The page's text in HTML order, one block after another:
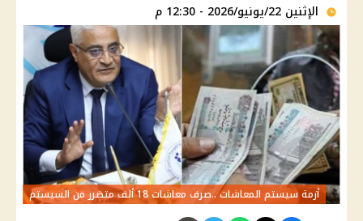
الإثنين 22/يونيو/2026 - 12:30 م
أزمة سيستم المعاشات ..صرف معاشات 18 ألف متضرر من السيستم